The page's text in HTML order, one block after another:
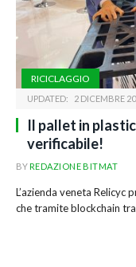
RICICLAGGIO
UPDATED: 2 DICEMBRE
Il pallet in
verificabile!
BYREDAZIONE BITMAT
L’azienda veneta Relicyc
che tramite blockchain